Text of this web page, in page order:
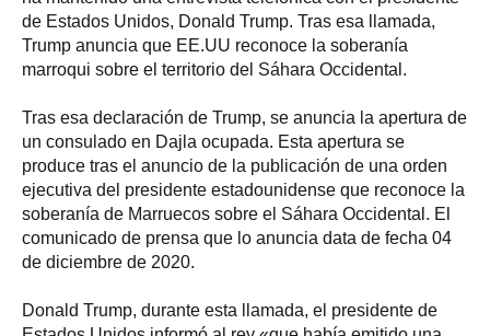
de Estados Unidos, Donald Trump. Tras esa llamada,
Trump anuncia que EE.UU reconoce la soberanía
marroqui sobre el territorio del Sáhara Occidental.
Tras esa declaración de Trump, se anuncia la apertura de
un consulado en Dajla ocupada. Esta apertura se
produce tras el anuncio de la publicación de una orden
ejecutiva del presidente estadounidense que reconoce la
soberanía de Marruecos sobre el Sáhara Occidental. El
comunicado de prensa que lo anuncia data de fecha 04
de diciembre de 2020.
Donald Trump, durante esta llamada, el presidente de